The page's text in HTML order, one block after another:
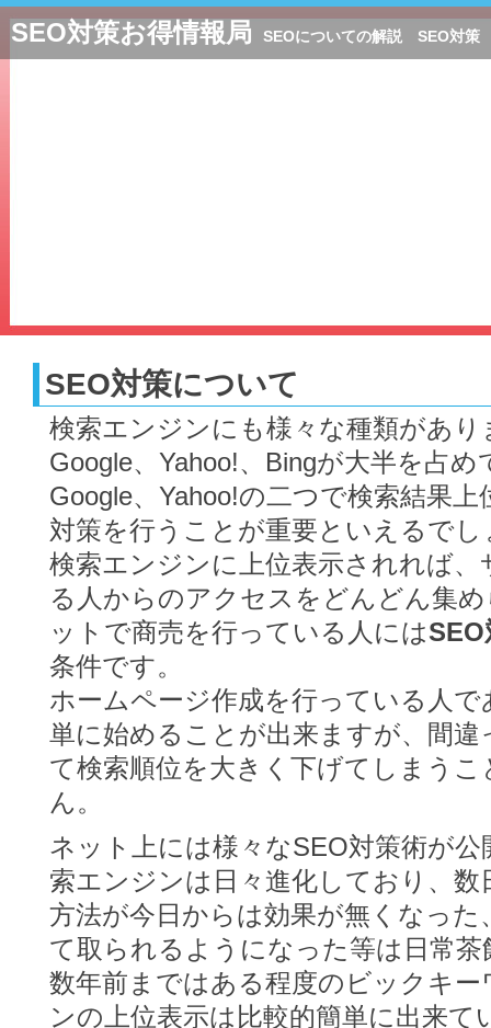
SEO対策お得情報局 SEOについての解説 SEO対
SEO対策について
検索エンジンにも様々な種類があ
Google、Yahoo!、Bingが大半を占
Google、Yahoo!の二つで検索結果
対策を行うことが重要といえるでし
検索エンジンに上位表示されれば
る人からのアクセスをどんどん集
ットで商売を行っている人にはSEO
条件です。
ホームページ作成を行っている人
単に始めることが出来ますが、間
て検索順位を大きく下げてしまう
ん。
ネット上には様々なSEO対策術が
索エンジンは日々進化しており、数
方法が今日からは効果が無くなっ
て取られるようになった等は日常茶
数年前まではある程度のビックキ
ンの上位表示は比較的簡単に出来て